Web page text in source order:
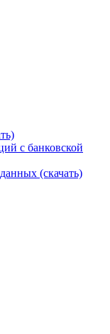
с банковской
(скачать)